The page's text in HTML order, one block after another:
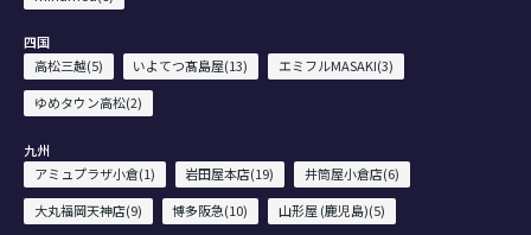
四国
高松三越(5)
いよてつ髙島屋(13)
エミフルMASAKI(3)
ゆめタウン高松(2)
九州
アミュプラザ小倉(1)
岩田屋本店(19)
井筒屋小倉店(6)
大丸福岡天神店(9)
博多阪急(10)
山形屋 (鹿児島)(5)